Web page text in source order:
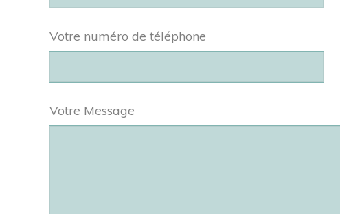
Votre numéro de téléphone
Votre Message